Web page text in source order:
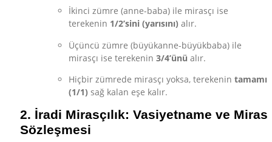
İkinci zümre (anne-baba) ile mirasçı ise
terekenin 1/2’sini (yarısını) alır.
Üçüncü zümre (büyükanne-büyükbaba) ile
mirasçı ise terekenin3/4’ünü alır.
Hiçbir zümrede mirasçı yoksa, terekenintamamı
(1/1) sağ kalan eşe kalır.
2. İradi Mirasçılık: Vasiyetname ve Miras
Sözleşmesi